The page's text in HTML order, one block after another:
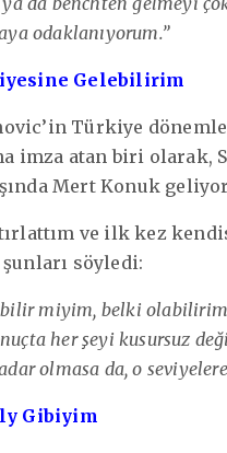
odaklanıyorum.”
Gelebilirim
Türkiye
imza atan biri olarak,
Mert Konuk
ve ilk kez
söyledi:
miyim, belki
her şeyi kusursuz
olmasa da, o
Gibiyim